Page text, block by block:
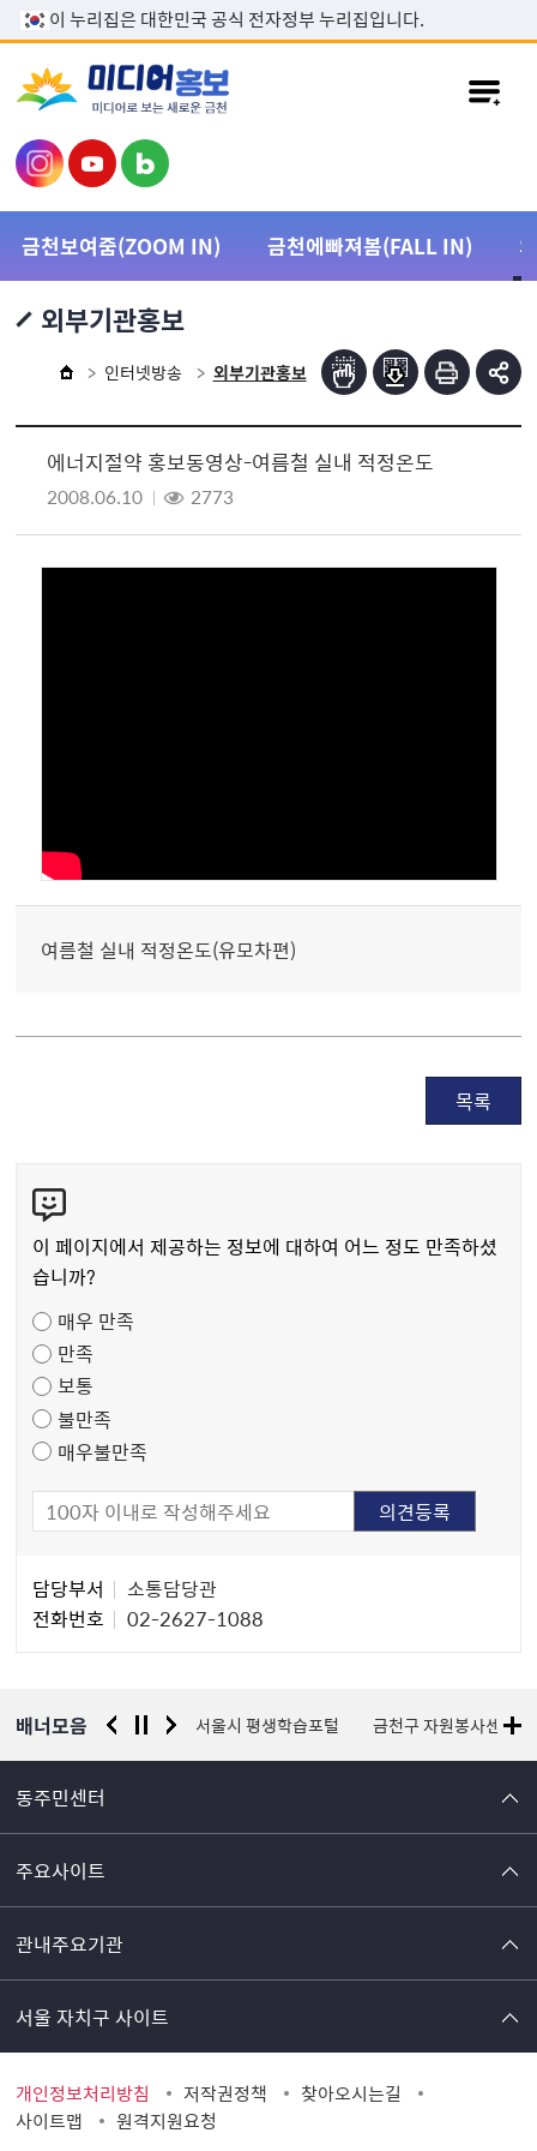
본문 바로가기
이 누리집은 대한민국 공식 전자정부 누리집입니다.
금천보여줌(ZOOM IN) 금천에빠져봄(FALL IN)
외부기관홍보
인터넷방송 외부기관홍보
에너지절약 홍보동영상-여름철 실내 적정온도
2008.06.10 2773
여름철 실내 적정온도(유모차편)
목록
텐
츠
만
도
조
사
이 페이지에서 제공하는 정보에 대하여 어느 정도 만족하셨
습니까?
매우 만족
만족
보통
불만족
매우불만족
자
담당부서
소통담당관
전화번호
02-2627-1088
배너모음
경찰청 유실물 통합포털 서울시 평생학습포털 금천구 자원봉사센터
동주민센터
주요사이트
관내주요기관
서울 자치구 사이트
개인정보처리방침 저작권정책
찾아오시는길
사이트맵
원격지원요청